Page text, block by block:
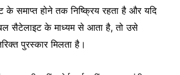
समाप्त होने तक निष्क्रिय रहता है और यदि
सैटेलाइट के माध्यम से आता है, तो उसे
पुरस्कार मिलता है।